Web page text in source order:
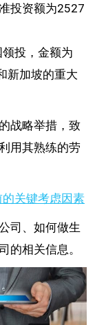
投资额为2527
投，金额为
新加坡的重大
战略举措，致
用其熟练的劳
关键考虑因素
司、如何做生
的相关信息。